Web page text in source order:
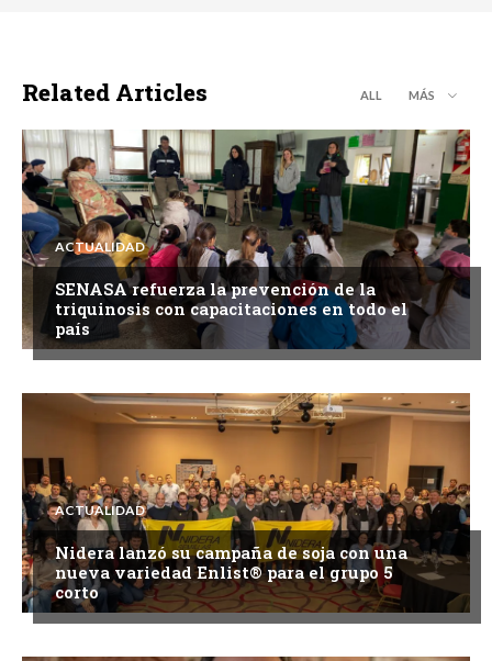
Related Articles ALL MÁS
ACTUALIDAD
SENASA refuerza la prevención de la
triquinosis con capacitaciones en todo el
país
ACTUALIDAD
Nidera lanzó su campaña de soja con una
nueva variedad Enlist® para el grupo 5
corto